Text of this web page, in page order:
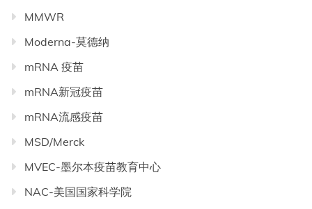
MMWR
Moderna-莫德纳
mRNA 疫苗
mRNA新冠疫苗
mRNA流感疫苗
MSD/Merck
MVEC-墨尔本疫苗教育中心
NAC-美国国家科学院